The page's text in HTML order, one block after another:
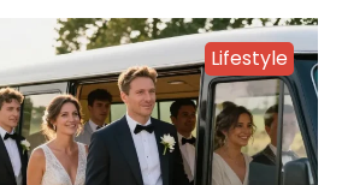
Lifestyle